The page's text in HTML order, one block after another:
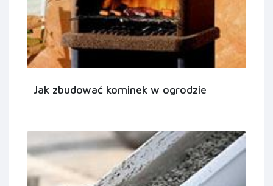
Jak zbudować kominek w ogrodzie